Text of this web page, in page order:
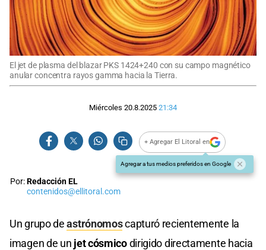
El jet de plasma del blazar PKS 1424+240 con su campo magnético
anular concentra rayos gamma hacia la Tierra.
Miércoles 20.8.2025 21:34
+ Agregar El Litoral en
Agregar a tus medios preferidos en Google
Por:Redacción EL
contenidos@ellitoral.com
Un grupo deastrónomoscapturó recientemente la
imagen de un jet cósmicodirigido directamente hacia